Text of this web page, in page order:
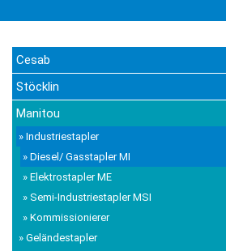
Cesab
Stöcklin
Manitou
» Industriestapler
» Diesel/ Gasstapler MI
» Elektrostapler ME
» Semi-Industriestapler MSI
» Kommissionierer
» Geländestapler